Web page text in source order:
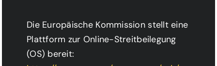
Die Europäische Kommission stellt eine
Plattform zur Online-Streitbeilegung
(OS) bereit: